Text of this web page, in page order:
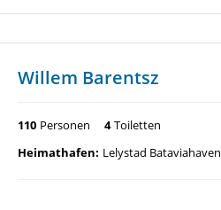
Willem Barentsz
110 Personen 4 Toiletten
Heimathafen: Lelystad Bataviahaven